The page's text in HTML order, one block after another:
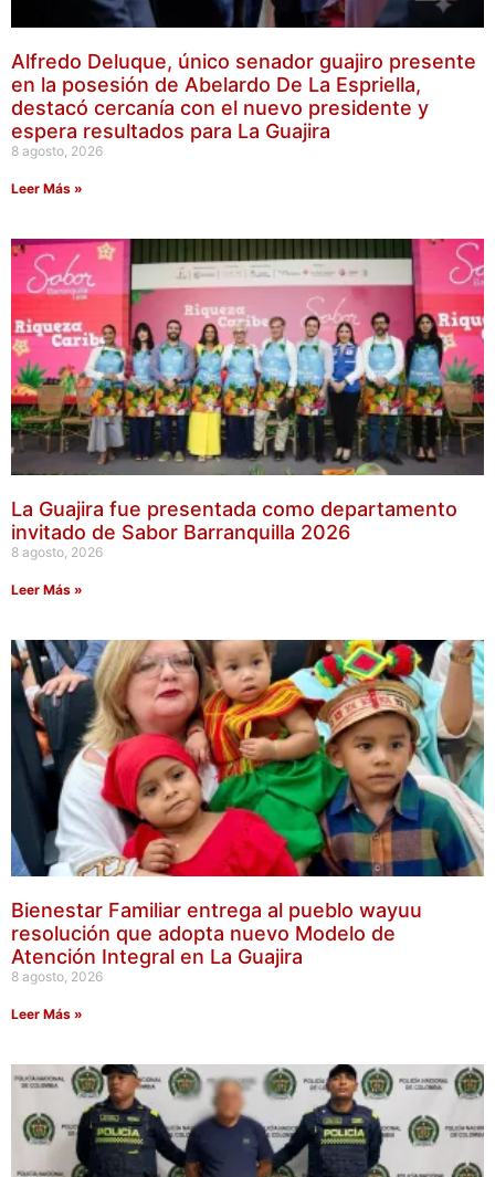
Alfredo Deluque, único senador guajiro presente
en la posesión de Abelardo De La Espriella,
destacó cercanía con el nuevo presidente y
espera resultados para La Guajira
8 agosto, 2026
Leer Más »
La Guajira fue presentada como departamento
invitado de Sabor Barranquilla 2026
8 agosto, 2026
Leer Más »
Bienestar Familiar entrega al pueblo wayuu
resolución que adopta nuevo Modelo de
Atención Integral en La Guajira
8 agosto, 2026
Leer Más »